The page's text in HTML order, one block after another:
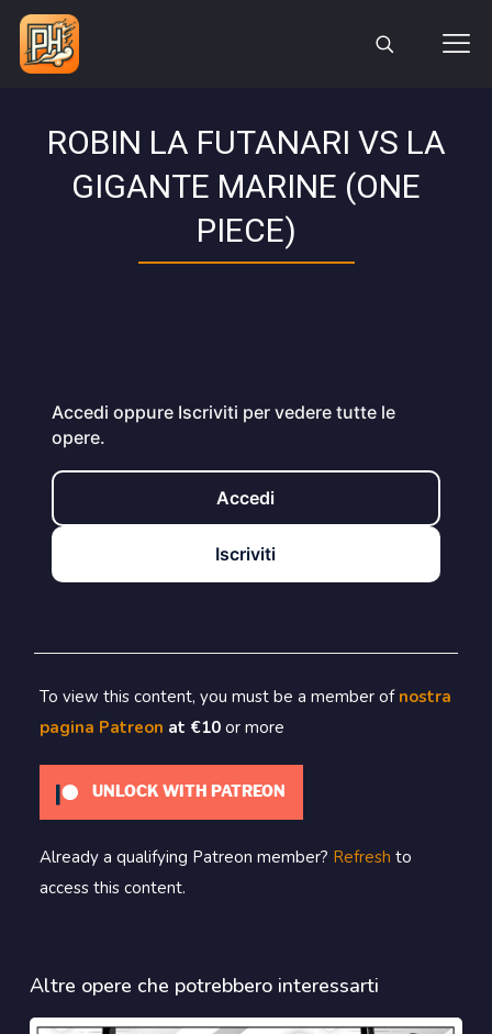
ROBIN LA FUTANARI VS LA
GIGANTE MARINE (ONE
PIECE)
Accedi oppure Iscriviti per vedere tutte le
opere.
Accedi
Iscriviti
To view this content, you must be a member of nostra
pagina Patreon at €10 or more
UNLOCK WITH PATREON
Already a qualifying Patreon member? Refresh to
access this content.
Altre opere che potrebbero interessarti